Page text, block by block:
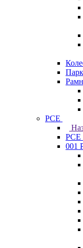
PCE
PCE
001